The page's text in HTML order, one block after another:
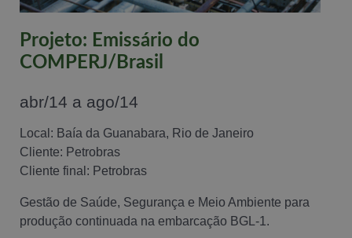
Projeto: Emissário do
COMPERJ/Brasil
abr/14 a ago/14
Local: Baía da Guanabara, Rio de Janeiro
Cliente: Petrobras
Cliente final: Petrobras
Gestão de Saúde, Segurança e Meio Ambiente para
produção continuada na embarcação BGL-1.